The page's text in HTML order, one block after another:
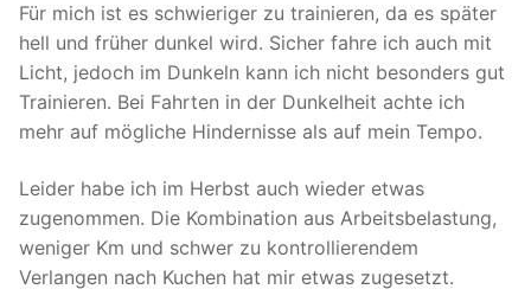
Für mich ist es schwieriger zu trainieren, da es später
hell und früher dunkel wird. Sicher fahre ich auch mit
Licht, jedoch im Dunkeln kann ich nicht besonders gut
Trainieren. Bei Fahrten in der Dunkelheit achte ich
mehr auf mögliche Hindernisse als auf mein Tempo.
Leider habe ich im Herbst auch wieder etwas
zugenommen. Die Kombination aus Arbeitsbelastung,
weniger Km und schwer zu kontrollierendem
Verlangen nach Kuchen hat mir etwas zugesetzt.